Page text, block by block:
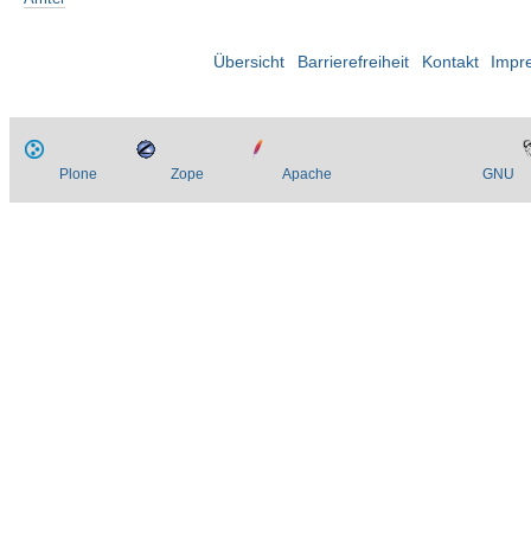
Übersicht Barrierefreiheit Kontakt
Plone Zope Apache GNU